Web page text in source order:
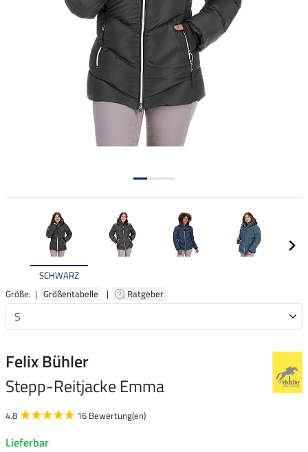
SCHWARZ
Größe: | Größentabelle | Ratgeber
Felix Bühler
Stepp-Reitjacke Emma
4.8 16 Bewertung(en)
Lieferbar